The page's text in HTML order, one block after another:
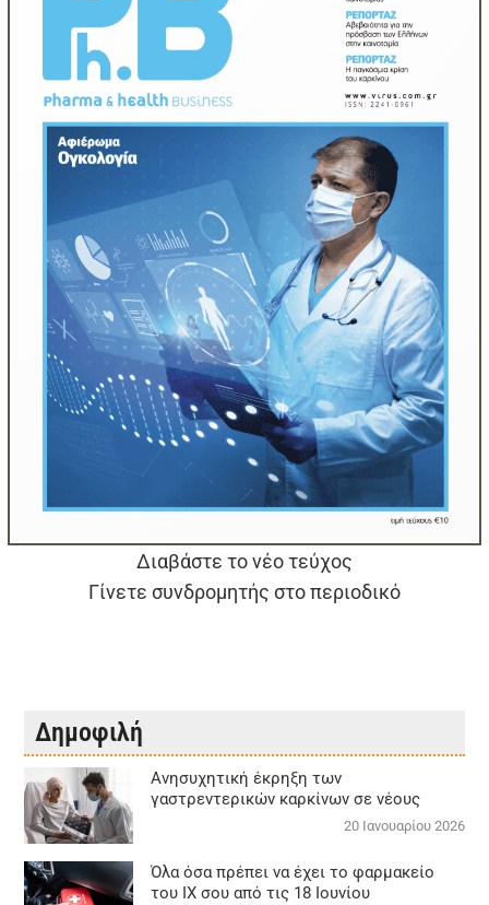
Διαβάστε το νέο τεύχος
Γίνετε συνδρομητής στο περιοδικό
Δημοφιλή
Aνησυχητική έκρηξη των
γαστρεντερικών καρκίνων σε νέους
20 Ιανουαρίου 2026
Όλα όσα πρέπει να έχει το φαρμακείο
του ΙΧ σου από τις 18 Ιουνίου